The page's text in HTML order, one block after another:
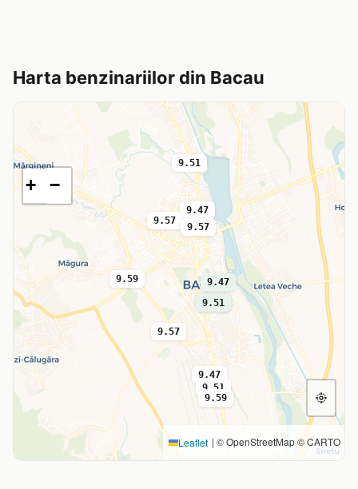
Harta benzinariilor din Bacau
9.51
9.51
9.51
9.57
9.57
9.57
9.47
9.47
9.47
9.59
9.59
9.59
+ −
Leaflet | © OpenStreetMap © CARTO